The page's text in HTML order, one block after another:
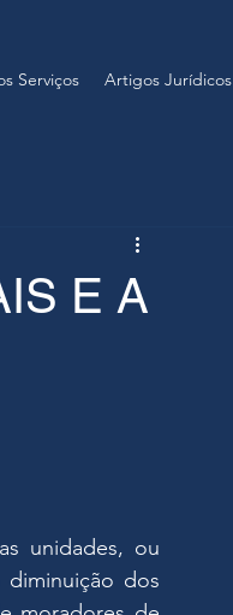
Serviços Artigos Jurídicos
E A
unidades, ou
dos